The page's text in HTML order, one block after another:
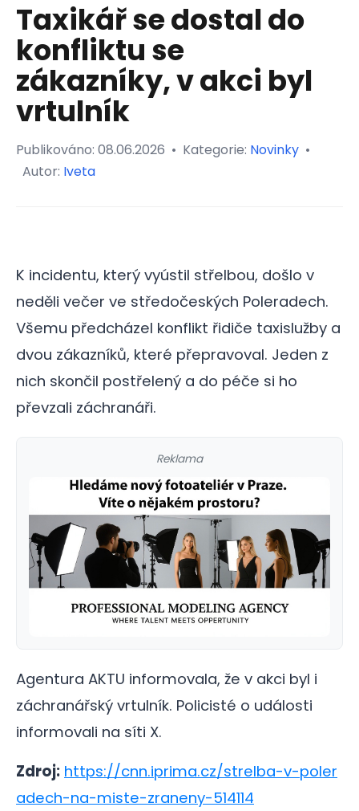
Taxikář se dostal do
konfliktu se
zákazníky, v akci byl
vrtulník
Publikováno: 08.06.2026 • Kategorie: Novinky •
Autor: Iveta
K incidentu, který vyústil střelbou, došlo v
neděli večer ve středočeských Poleradech.
Všemu předcházel konflikt řidiče taxislužby a
dvou zákazníků, které přepravoval. Jeden z
nich skončil postřelený a do péče si ho
převzali záchranáři.
Reklama
Agentura AKTU informovala, že v akci byl i
záchranářský vrtulník. Policisté o události
informovali na síti X.
Zdroj: https://cnn.iprima.cz/strelba-v-poler
adech-na-miste-zraneny-514114